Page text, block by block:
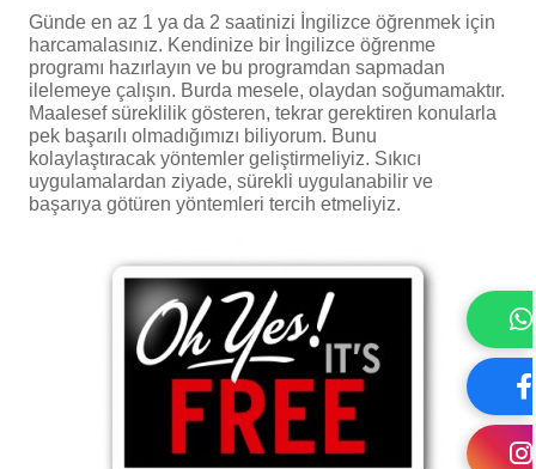
Günde en az 1 ya da 2 saatinizi İngilizce öğrenmek için
harcamalasınız. Kendinize bir İngilizce öğrenme
programı hazırlayın ve bu programdan sapmadan
ilelemeye çalışın. Burda mesele, olaydan soğumamaktır.
Maalesef süreklilik gösteren, tekrar gerektiren konularla
pek başarılı olmadığımızı biliyorum. Bunu
kolaylaştıracak yöntemler geliştirmeliyiz. Sıkıcı
uygulamalardan ziyade, sürekli uygulanabilir ve
başarıya götüren yöntemleri tercih etmeliyiz.